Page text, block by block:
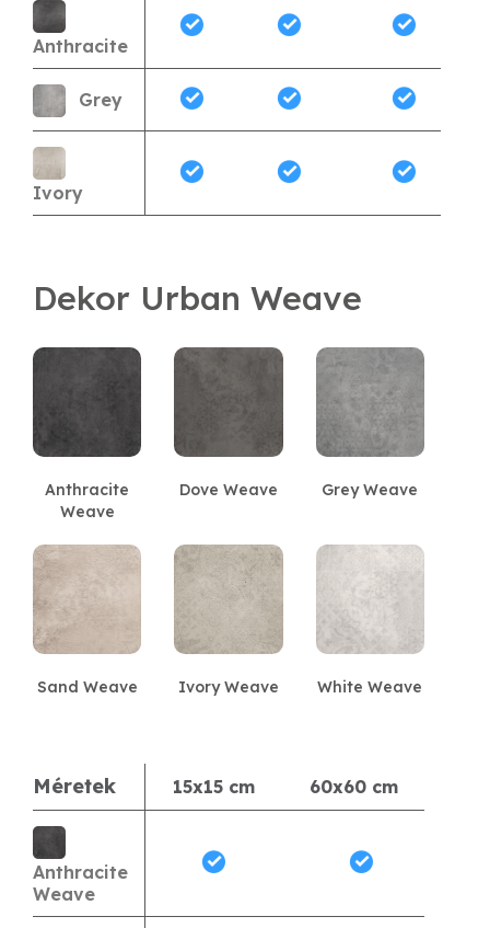
Anthracite
Grey
Ivory
Dekor Urban Weave
Anthracite
Weave
Dove Weave Grey Weave
Sand Weave Ivory Weave White Weave
Méretek 15x15 cm 60x60 cm
Anthracite
Weave